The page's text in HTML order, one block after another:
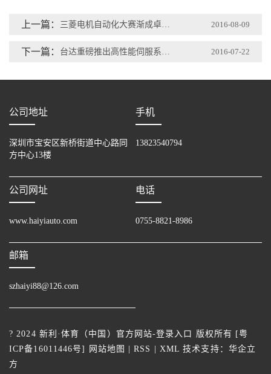
上一篇： 三菱电机自动化大赛渐成卓越工程师输出平台 2016-08-09
下一篇： 台达重磅推出高性能伺服系统ASDA-A3系列 2016-07-22
公司地址
深圳市宝安区新桥街道中心路同
方中心13楼
手机
13823540794
公司网址
www.haiyiauto.com
电话
0755-8821-8986
邮箱
szhaiyi88@126.com
? 2024 新利·体育（中国）官方网站-登录入口 版权所有 [粤
ICP备16011446号] 网站地图 |RSS XML 技术支持： 华企立
方